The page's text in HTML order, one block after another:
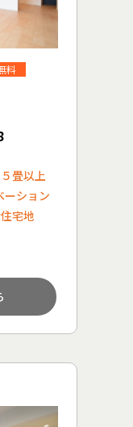
料
畳以上
ーション
宅地